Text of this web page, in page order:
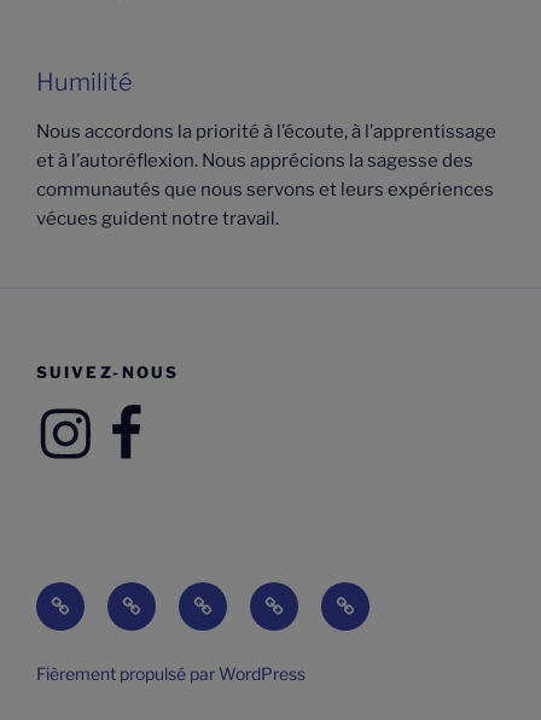
Humilité
Nous accordons la priorité à l’écoute, à l’apprentissage
et à l’autoréflexion. Nous apprécions la sagesse des
communautés que nous servons et leurs expériences
vécues guident notre travail.
SUIVEZ-NOUS
InstagramFacebook
À
propos
Projets
de
section
Étudiant-
e-
bénévoles
Organsimes
partenaires
Nous
joindre
Fièrement propulsé par WordPress